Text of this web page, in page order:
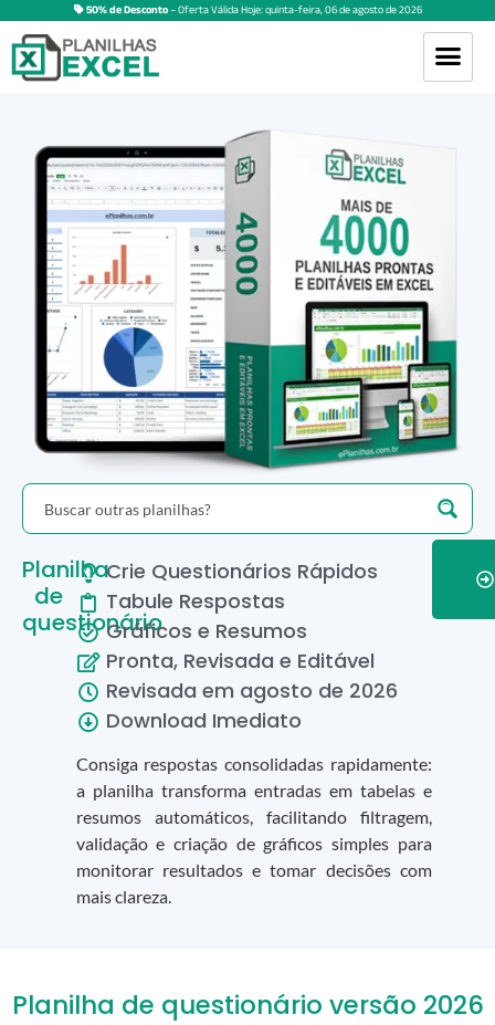
50% de Desconto– Oferta Válida Hoje:quinta-feira,06deagostode2026
Planilha
de
questionário
Crie Questionários Rápidos
Tabule Respostas
Gráficos e Resumos
Pronta, Revisada e Editável
Revisada em agosto de 2026
Download Imediato
Consiga respostas consolidadas rapidamente:
a planilha transforma entradas em tabelas e
resumos automáticos, facilitando filtragem,
validação e criação de gráficos simples para
monitorar resultados e tomar decisões com
mais clareza.
Planilha de questionário versão 2026